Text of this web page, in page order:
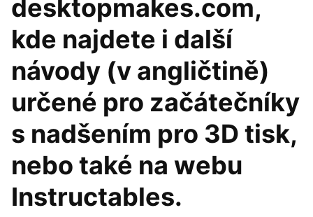
desktopmakes.com,
kde najdete i další
návody (v angličtině)
určené pro začátečníky
s nadšením pro 3D tisk,
nebo také na webu
Instructables.